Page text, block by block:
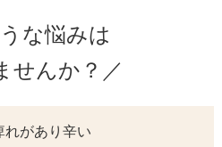
な悩みは
せんか？／
れがあり辛い